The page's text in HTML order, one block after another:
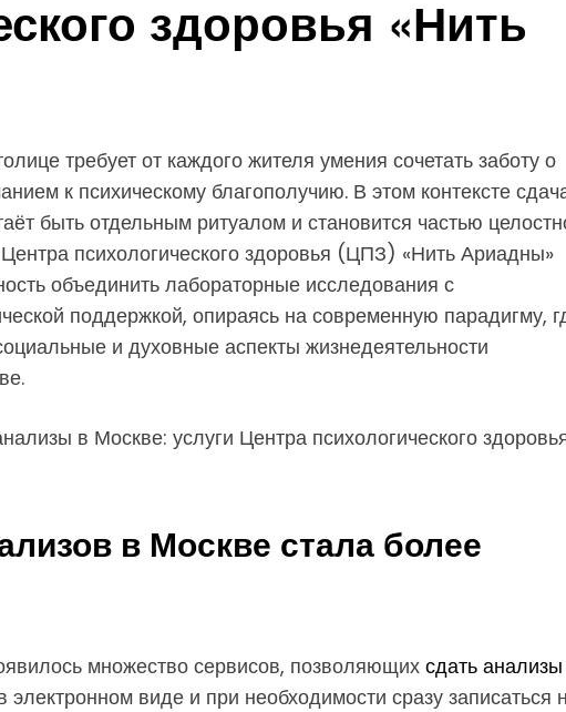
здоровья «Нить
требует от каждого жителя умения сочетать заботу о
к психическому благополучию. В этом контексте
быть отдельным ритуалом и становится частью
психологического здоровья (ЦПЗ) «Нить Ариадны»
объединить лабораторные исследования с
поддержкой, опираясь на современную парадигму,
и духовные аспекты жизнедеятельности
в Москве стала более
множество сервисов, позволяющих сдать
электронном виде и при необходимости сразу записаться